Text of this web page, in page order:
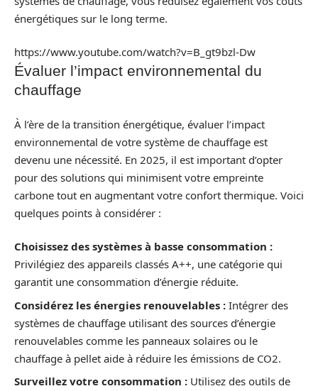
énergétiques sur le long terme.
https://www.youtube.com/watch?v=B_gt9bzl-Dw
Évaluer l’impact environnemental du
chauffage
À l’ère de la transition énergétique, évaluer l’impact
environnemental de votre système de chauffage est
devenu une nécessité. En 2025, il est important d’opter
pour des solutions qui minimisent votre empreinte
carbone tout en augmentant votre confort thermique. Voici
quelques points à considérer :
Choisissez des systèmes à basse consommation :
Privilégiez des appareils classés A++, une catégorie qui
garantit une consommation d’énergie réduite.
Considérez les énergies renouvelables : Intégrer des
systèmes de chauffage utilisant des sources d’énergie
renouvelables comme les panneaux solaires ou le
chauffage à pellet aide à réduire les émissions de CO2.
Surveillez votre consommation : Utilisez des outils de